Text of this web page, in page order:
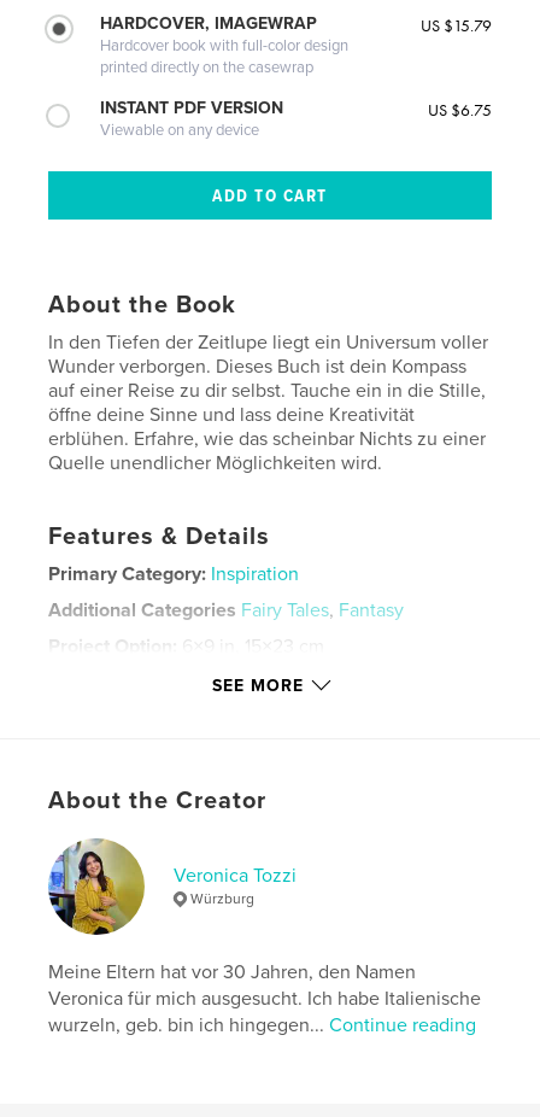
HARDCOVER, IMAGEWRAP
Hardcover book with full-color design
printed directly on the casewrap
US $15.79
INSTANT PDF VERSION
Viewable on any device
US $6.75
About the Book
In den Tiefen der Zeitlupe liegt ein Universum voller
Wunder verborgen. Dieses Buch ist dein Kompass
auf einer Reise zu dir selbst. Tauche ein in die Stille,
öffne deine Sinne und lass deine Kreativität
erblühen. Erfahre, wie das scheinbar Nichts zu einer
Quelle unendlicher Möglichkeiten wird.
Features & Details
Primary Category: Inspiration
Additional Categories Fairy Tales, Fantasy
Project Option:
6×9 in, 15×23 cm
LanguageGerman
Keywords
Motivation Selbstfindung
SEE MORE
About the Creator
Veronica Tozzi
Würzburg
Meine Eltern hat vor 30 Jahren, den Namen
Veronica für mich ausgesucht. Ich habe Italienische
wurzeln, geb. bin ich hingegen...Continue reading